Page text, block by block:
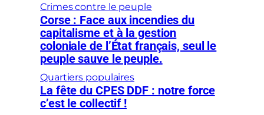
Crimes contre le peuple
Corse : Face aux incendies du
capitalisme et à la gestion
coloniale de l’État français, seul le
peuple sauve le peuple.
Quartiers populaires
La fête du CPES DDF : notre force
c’est le collectif !